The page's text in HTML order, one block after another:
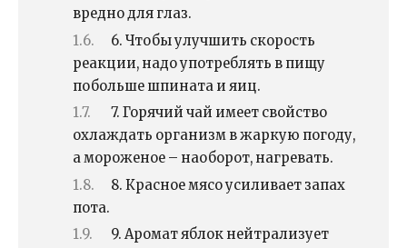
вредно для глаз.
6. Чтобы улучшить скорость
реакции, надо употреблять в пищу
побольше шпината и яиц.
7. Горячий чай имеет свойство
охлаждать организм в жаркую погоду,
а мороженое – наоборот, нагревать.
8. Красное мясо усиливает запах
пота.
9. Аромат яблок нейтрализует